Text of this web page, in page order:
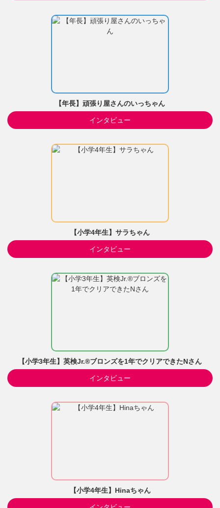
【年長】頑張り屋さんのいっちゃん
インタビュー
【小学4年生】サラちゃん
インタビュー
【小学3年生】英検Jr.®ブロンズを1年でクリアできたNさん
インタビュー
【小学4年生】Hinaちゃん